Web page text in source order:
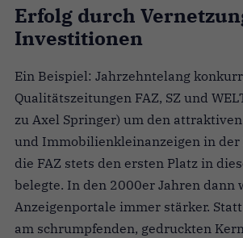
Erfolg durch
Investitionen
Ein Beispiel: Jahrzehntelang
Qualitätszeitungen FAZ, SZ und
zu Axel Springer) um den
und Immobilienkleinanzeigen in der
die FAZ stets den ersten Platz in
belegte. In den 2000er Jahren dann
Anzeigenportale immer stärker.
am schrumpfenden, gedruckten